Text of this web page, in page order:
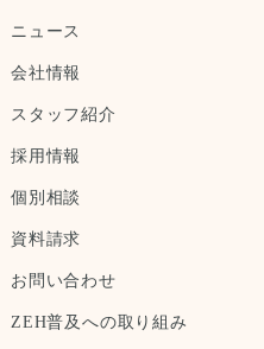
ニュース
会社情報
スタッフ紹介
採用情報
個別相談
資料請求
お問い合わせ
ZEH普及への取り組み